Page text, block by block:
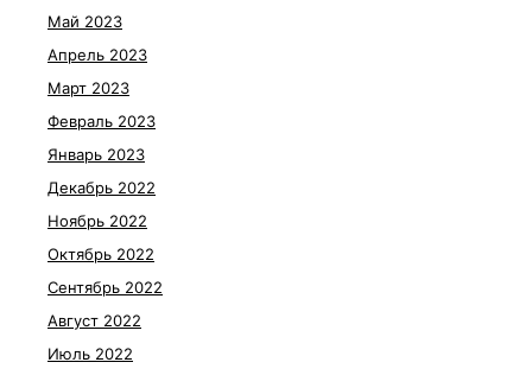
Май 2023
Апрель 2023
Март 2023
Февраль 2023
Январь 2023
Декабрь 2022
Ноябрь 2022
Октябрь 2022
Сентябрь 2022
Август 2022
Июль 2022